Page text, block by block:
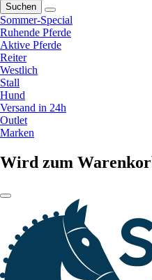
Suchen
Sommer-Special
Ruhende Pferde
Aktive Pferde
Reiter
Westlich
Stall
Hund
Versand in 24h
Outlet
Marken
Wird zum